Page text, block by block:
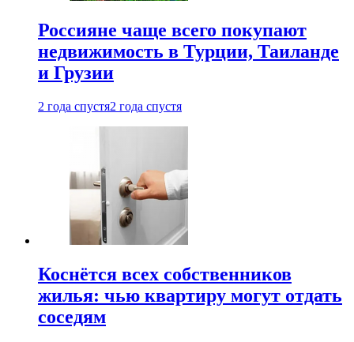
Россияне чаще всего покупают
недвижимость в Турции, Таиланде
и Грузии
2 года спустя2 года спустя
Коснётся всех собственников
жилья: чью квартиру могут отдать
соседям